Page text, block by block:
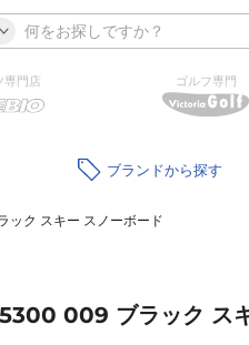
専門店 ゴルフ専門
ブランド
ク スキー スノーボード
009 ブラック ス